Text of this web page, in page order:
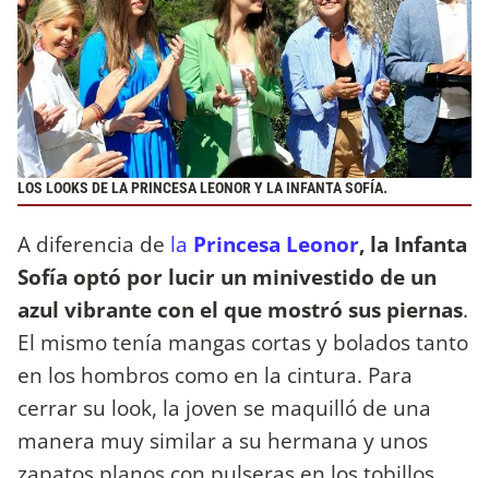
LOS LOOKS DE LA PRINCESA LEONOR Y LA INFANTA SOFÍA.
A diferencia de la Princesa Leonor, la Infanta
Sofía optó por lucir un minivestido de un
azul vibrante con el que mostró sus piernas.
El mismo tenía mangas cortas y bolados tanto
en los hombros como en la cintura. Para
cerrar su look, la joven se maquilló de una
manera muy similar a su hermana y unos